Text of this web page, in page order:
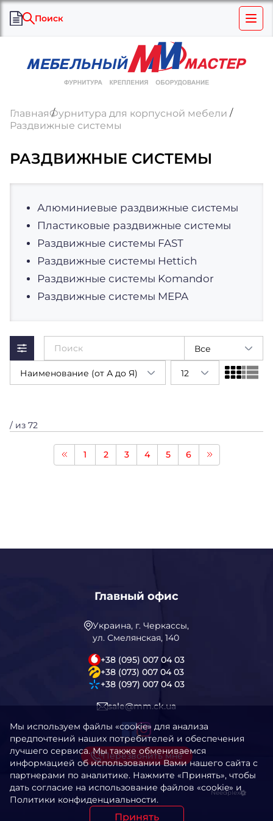
Поиск
ГлавнаяФурнитура для корпусной мебели
Раздвижные системы
РАЗДВИЖНЫЕ СИСТЕМЫ
Алюминиевые раздвижные системы
Пластиковые раздвижные системы
Раздвижные системы FAST
Раздвижные системы Hettich
Раздвижные системы Komandor
Раздвижные системы MEPA
Все
Наименование (от А до Я) 12
/ из 72
1 2 3 4 5 6
Главный офис
Украина, г. Черкассы,
ул. Смелянская, 140
+38 (095) 007 04 03
+38 (073) 007 04 03
+38 (097) 007 04 03
sale@mm.ck.ua
Перезвонить мне
Needplex
Мы используем файлы «cookie» для анализа
предпочтений наших потребителей и обеспечения
лучшего сервиса. Мы также обмениваемся
информацией об использовании Вами нашего сайта с
партнерами по аналитике. Нажмите «Принять», чтобы
дать согласие на использование файлов «cookie» и
Политики конфиденциальности.
Принять